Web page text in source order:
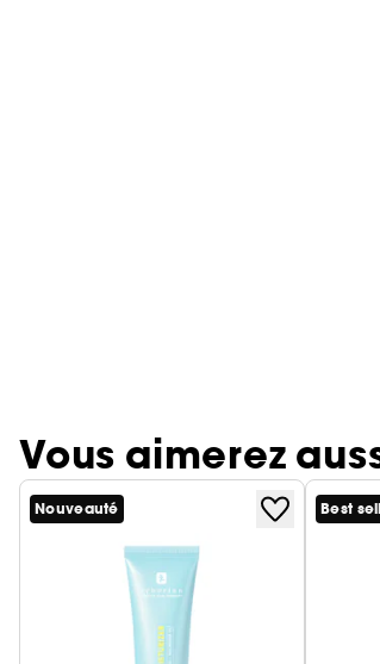
Vous aimerez
Nouveauté Best